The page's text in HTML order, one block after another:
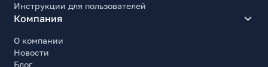
Инструкции для пользователей
Компания
О компании
Новости
Блог